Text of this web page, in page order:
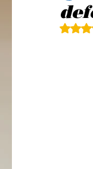
5